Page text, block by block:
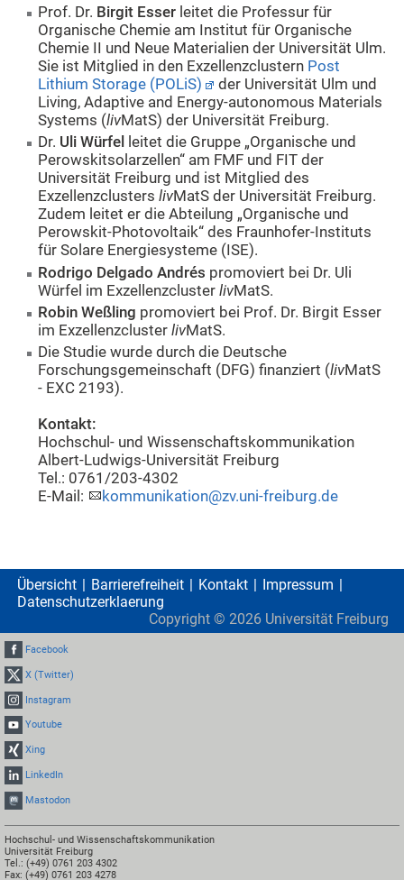
Prof. Dr. Birgit Esser leitet die Professur für
Organische Chemie am Institut für Organische
Chemie II und Neue Materialien der Universität Ulm.
Sie ist Mitglied in den Exzellenzclustern Post
Lithium Storage (POLiS)
der Universität Ulm und
Living, Adaptive and Energy-autonomous Materials
Systems (livMatS) der Universität Freiburg.
Dr. Uli Würfel
leitet die Gruppe „Organische und
Perowskitsolarzellen“ am FMF und FIT der
Universität Freiburg und ist Mitglied des
ExzellenzclusterslivMatS der Universität Freiburg.
Zudem leitet er die Abteilung „Organische und
Perowskit-Photovoltaik“ des Fraunhofer-Instituts
für Solare Energiesysteme (ISE).
Rodrigo Delgado Andrés promoviert bei Dr. Uli
Würfel im ExzellenzclusterlivMatS.
Robin Weßling promoviert bei Prof. Dr. Birgit Esser
im ExzellenzclusterlivMatS.
Die Studie wurde durch die Deutsche
Forschungsgemeinschaft (DFG) finanziert (livMatS
- EXC 2193).
Kontakt:
Hochschul- und Wissenschaftskommunikation
Albert-Ludwigs-Universität Freiburg
Tel.: 0761/203-4302
E-Mail:
kommunikation@zv.uni-freiburg.de
Übersicht Barrierefreiheit Kontakt
Impressum
Datenschutzerklaerung
Copyright © 2026 Universität Freiburg
Facebook
X (Twitter)
Instagram
Youtube
Xing
LinkedIn
Mastodon
Hochschul- und Wissenschaftskommunikation
Universität Freiburg
Tel.: (+49) 0761 203 4302
Fax: (+49) 0761 203 4278